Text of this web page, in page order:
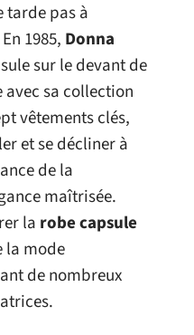
tarde pas à
1985, Donna
sur le devant de
sa collection
vêtements clés,
et se décliner à
de la
maîtrisée.
la robe capsule
la mode
de nombreux